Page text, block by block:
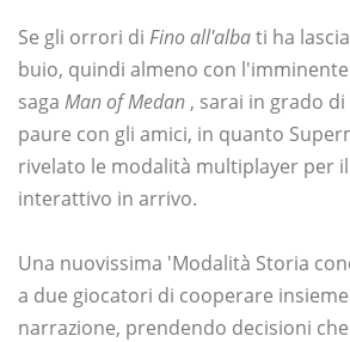
Se gli orrori di Fino all'albati ha
buio, quindi almeno con l'imminente
saga Man of Medan , sarai in grado
paure con gli amici, in quanto
rivelato le modalità multiplayer per
interattivo in arrivo.
Una nuovissima 'Modalità Storia
a due giocatori di cooperare
narrazione, prendendo decisioni